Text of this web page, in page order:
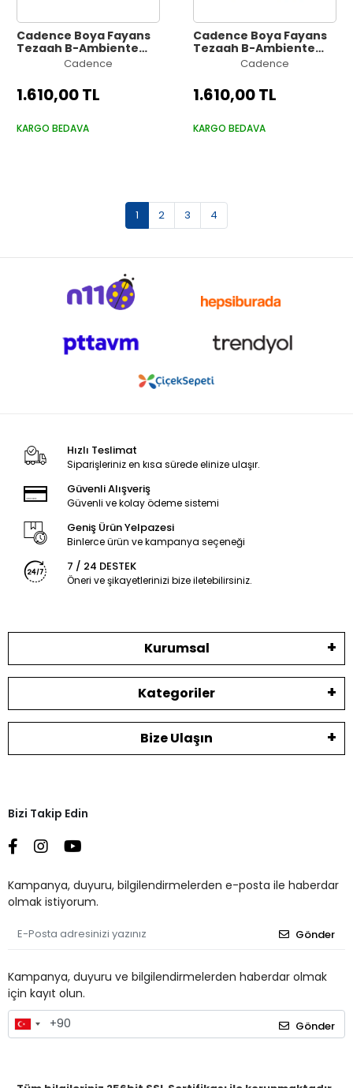
Cadence Boya Fayans
Tezgah B-Ambiente
Islak Zemin Aw-12
Katalizör 30Gr MAT Taş
Vernik 250 Saten Rulo
Cadence
1.610,00 TL
KARGO BEDAVA
Cadence Boya Fayans
Tezgah B-Ambiente
Islak Zemin Aw-11
30Gr MAT Taş Vernik
250 Saten Rulo Set
Cadence
1.610,00 TL
KARGO BEDAVA
1 2 3 4
Hızlı Teslimat
Siparişleriniz en kısa sürede elinize ulaşır.
Güvenli Alışveriş
Güvenli ve kolay ödeme sistemi
Geniş Ürün Yelpazesi
Binlerce ürün ve kampanya seçeneği
7 / 24 DESTEK
Öneri ve şikayetlerinizi bize iletebilirsiniz.
Kurumsal
Kategoriler
Bize Ulaşın
Bizi Takip Edin
Kampanya, duyuru, bilgilendirmelerden e-posta ile haberdar
olmak istiyorum.
Gönder
Kampanya, duyuru ve bilgilendirmelerden haberdar olmak
için kayıt olun.
Gönder